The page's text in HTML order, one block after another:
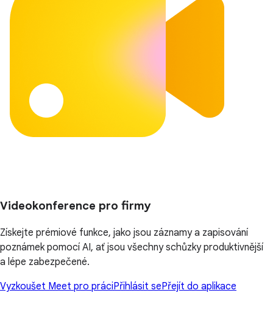
Videokonference pro firmy
Získejte prémiové funkce, jako jsou záznamy a zapisování
poznámek pomocí AI, ať jsou všechny schůzky produktivnější
a lépe zabezpečené.
Vyzkoušet Meet pro práciPřihlásit sePřejít do aplikace